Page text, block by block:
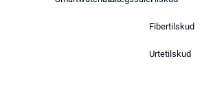
Fibertilskud
Urtetilskud